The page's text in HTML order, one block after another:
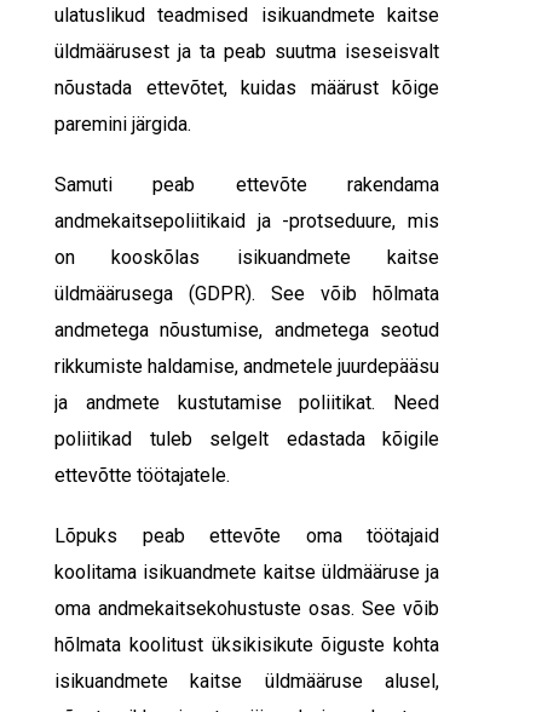
ulatuslikud teadmised isikuandmete kaitse
üldmäärusest ja ta peab suutma iseseisvalt
nõustada ettevõtet, kuidas määrust kõige
paremini järgida.
Samuti peab ettevõte rakendama
andmekaitsepoliitikaid ja -protseduure, mis
on kooskõlas isikuandmete kaitse
üldmäärusega (GDPR). See võib hõlmata
andmetega nõustumise, andmetega seotud
rikkumiste haldamise, andmetele juurdepääsu
ja andmete kustutamise poliitikat. Need
poliitikad tuleb selgelt edastada kõigile
ettevõtte töötajatele.
Lõpuks peab ettevõte oma töötajaid
koolitama isikuandmete kaitse üldmääruse ja
oma andmekaitsekohustuste osas. See võib
hõlmata koolitust üksikisikute õiguste kohta
isikuandmete kaitse üldmääruse alusel,